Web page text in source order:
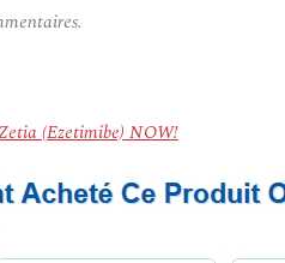
(Ezetimibe) NOW!